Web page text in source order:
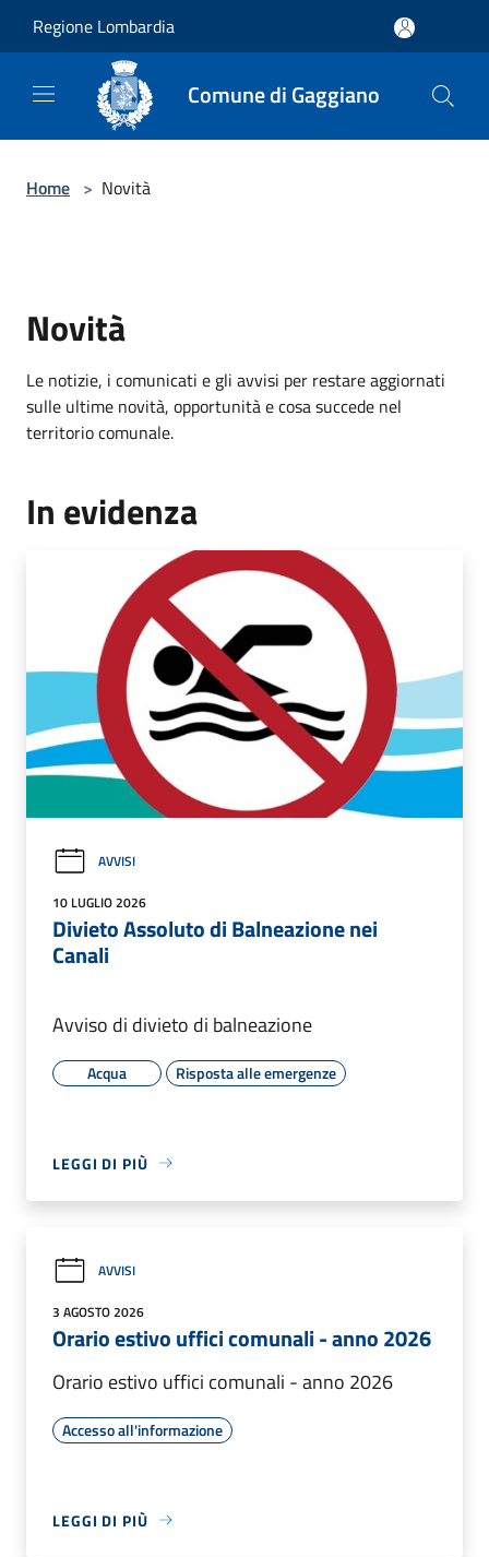
Regione Lombardia
Comune di Gaggiano
Home > Novità
Novità
Le notizie, i comunicati e gli avvisi per restare aggiornati
sulle ultime novità, opportunità e cosa succede nel
territorio comunale.
In evidenza
AVVISI
10 LUGLIO 2026
Divieto Assoluto di Balneazione nei
Canali
Avviso di divieto di balneazione
Acqua Risposta alle emergenze
LEGGI DI PIÙ
AVVISI
3 AGOSTO 2026
Orario estivo uffici comunali - anno 2026
Orario estivo uffici comunali - anno 2026
Accesso all'informazione
LEGGI DI PIÙ